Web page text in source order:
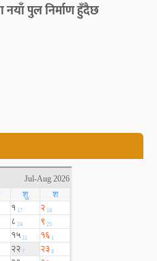
नयाँ पुल निर्माण हुँदैछ